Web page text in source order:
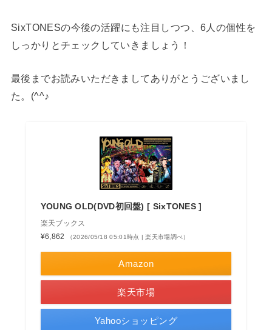
SixTONESの今後の活躍にも注目しつつ、6人の個性を
しっかりとチェックしていきましょう！
最後までお読みいただきましてありがとうございまし
た。(^^♪
YOUNG OLD(DVD初回盤) [ SixTONES ]
楽天ブックス
¥6,862
（2026/05/18 05:01時点 | 楽天市場調べ）
Amazon
楽天市場
Yahooショッピング